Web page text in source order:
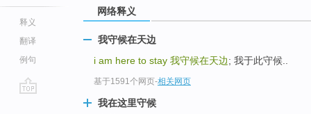
释义
翻译
例句
网络释义
我守候在天边
i am here to stay 我守候在天边; 我于此守候..
基于1591个网页-相关网页
我在这里守候